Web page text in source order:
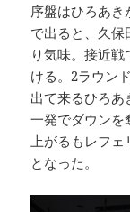
序盤はひろあ
で出ると、久
り気味。接近
ける。2ラウン
出て来るひろ
一発でダウンを
上がるもレフ
となった。